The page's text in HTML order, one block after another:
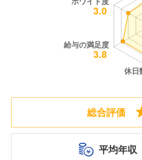
総合評価
平均年収